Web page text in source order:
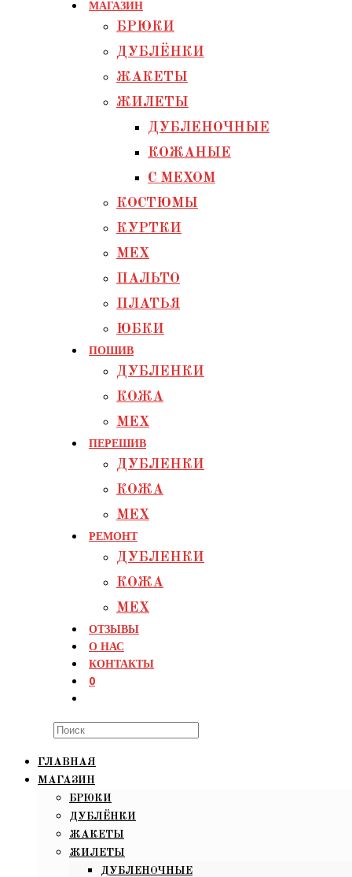
МАГАЗИН
БРЮКИ
ДУБЛЁНКИ
ЖАКЕТЫ
ЖИЛЕТЫ
ДУБЛЕНОЧНЫЕ
КОЖАНЫЕ
С МЕХОМ
КОСТЮМЫ
КУРТКИ
МЕХ
ПАЛЬТО
ПЛАТЬЯ
ЮБКИ
ПОШИВ
ДУБЛЕНКИ
КОЖА
МЕХ
ПЕРЕШИВ
ДУБЛЕНКИ
КОЖА
МЕХ
РЕМОНТ
ДУБЛЕНКИ
КОЖА
МЕХ
ОТЗЫВЫ
О НАС
КОНТАКТЫ
0
Search
website
ГЛАВНАЯ
МАГАЗИН
БРЮКИ
ДУБЛЁНКИ
ЖАКЕТЫ
ЖИЛЕТЫ
ДУБЛЕНОЧНЫЕ